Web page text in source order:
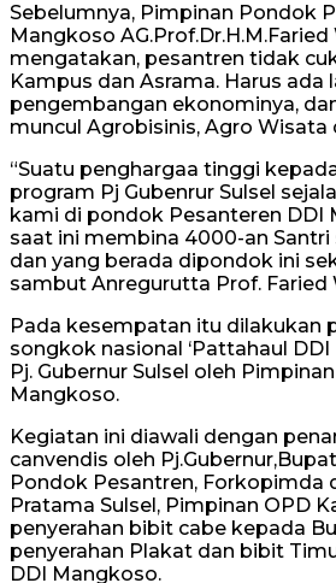
Sebelumnya, Pimpinan Pondok
Mangkoso AG.Prof.Dr.H.M.Faried
mengatakan, pesantren tidak
Kampus dan Asrama. Harus ada
pengembangan ekonominya,
muncul Agrobisinis, Agro Wisata
“Suatu penghargaa tinggi
program Pj Gubenrur Sulsel
kami di pondok Pesanteren DDI
saat ini membina 4000-an Santri
dan yang berada dipondok ini
sambut Anregurutta Prof. Faried
Pada kesempatan itu dilakukan
songkok nasional ‘Pattahaul
Pj. Gubernur Sulsel oleh
Mangkoso.
Kegiatan ini diawali dengan
canvendis oleh
Pondok Pesantren, Forkopimda
Pratama Sulsel, Pimpinan OPD
penyerahan bibit cabe kepada
penyerahan Plakat dan bibit
DDI Mangkoso.